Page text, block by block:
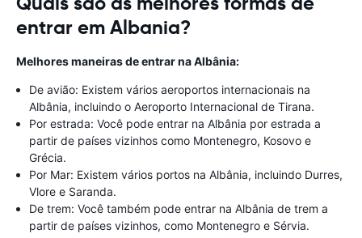
entrar em Albania?
Melhores maneiras de entrar na Albânia:
De avião: Existem vários aeroportos internacionais na
Albânia, incluindo o Aeroporto Internacional de Tirana.
Por estrada: Você pode entrar na Albânia por estrada a
partir de países vizinhos como Montenegro, Kosovo e
Grécia.
Por Mar: Existem vários portos na Albânia, incluindo Durres,
Vlore e Saranda.
De trem: Você também pode entrar na Albânia de trem a
partir de países vizinhos, como Montenegro e Sérvia.